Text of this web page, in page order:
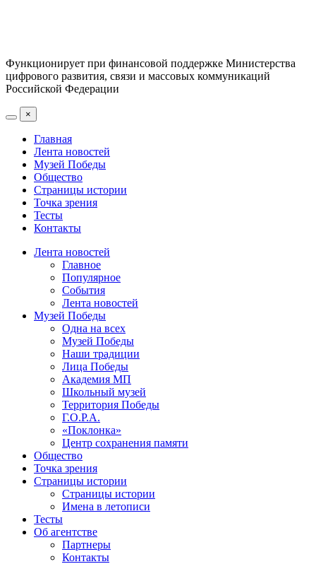
Функционирует при финансовой поддержке Министерства
цифрового развития, связи и массовых коммуникаций
Российской Федерации
×
Главная
Лента новостей
Музей Победы
Общество
Страницы истории
Точка зрения
Тесты
Контакты
Лента новостей
Главное
Популярное
События
Лента новостей
Музей Победы
Одна на всех
Музей Победы
Наши традиции
Лица Победы
Академия МП
Школьный музей
Территория Победы
Г.О.Р.А.
«Поклонка»
Центр сохранения памяти
Общество
Точка зрения
Страницы истории
Страницы истории
Имена в летописи
Тесты
Об агентстве
Партнеры
Контакты